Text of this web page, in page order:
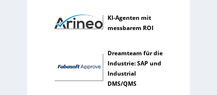
t
z
e
KI-Agenten mit
messbarem ROI
Dreamteam für die
Industrie: SAP und
Industrial
DMS/QMS